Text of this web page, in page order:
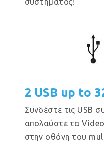
συστήματος!
2 USB up to
Συνδέστε τις USB
απολαύστε τα
στην οθόνη του